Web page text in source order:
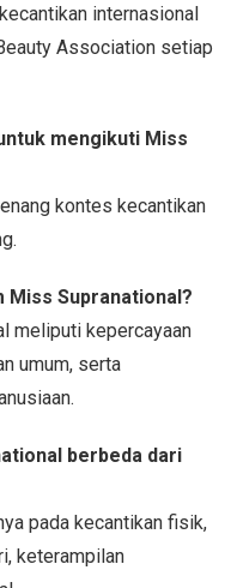
internasional
Association setiap
mengikuti Miss
kontes kecantikan
Miss Supranational?
meliputi kepercayaan
umum, serta
berbeda dari
pada kecantikan fisik,
keterampilan